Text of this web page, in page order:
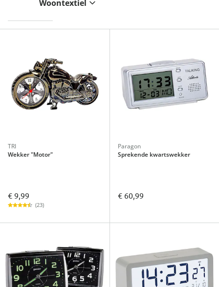
Woontextiel
TRI
Wekker "Motor"
€ 9,99
(23)
Paragon
Sprekende kwartswekker
€ 60,99